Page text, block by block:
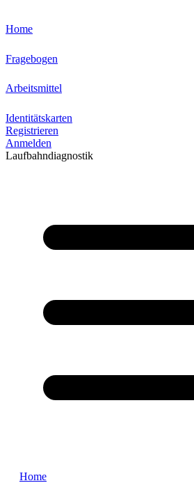
Home
Fragebogen
Arbeitsmittel
Identitätskarten
Registrieren
Anmelden
Laufbahndiagnostik
Home